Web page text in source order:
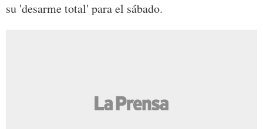
su 'desarme total' para el sábado.